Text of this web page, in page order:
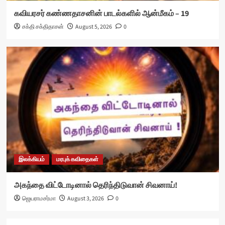
கவியரசர் கண்ணதாசனின் பாடல்களில் ஆன்மீகம் – 19
சக்தி சக்திதாசன் August 5, 2026 0
இலக்கியம் மரபுக் கவிதைகள்
அகந்தை விட்டோடினால் தெரிந்திடுவான் சிவனாய்!
ஜெயராமசர்மா August 3, 2026 0